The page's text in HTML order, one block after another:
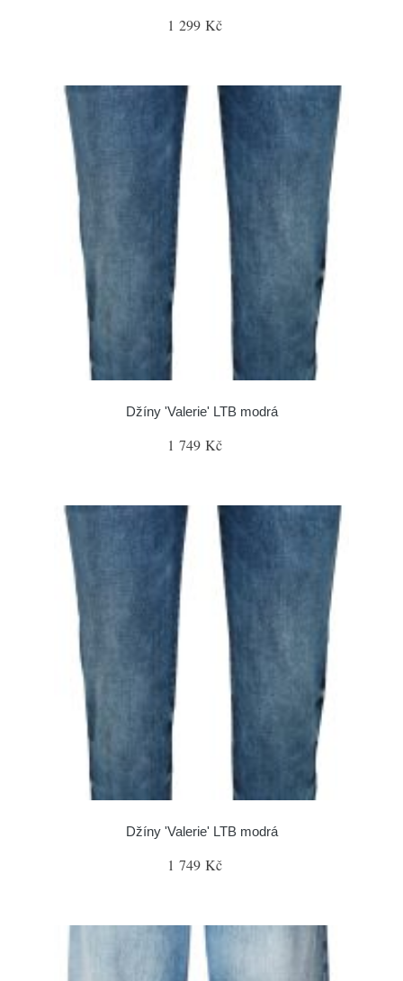
1 299 Kč
Džíny 'Valerie' LTB modrá
1 749 Kč
Džíny 'Valerie' LTB modrá
1 749 Kč